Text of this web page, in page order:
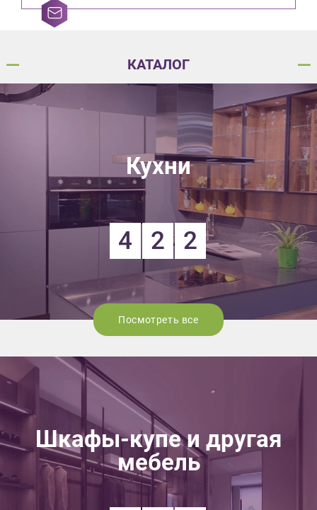
КАТАЛОГ
Кухни
4 2 2
Посмотреть все
Шкафы-купе и другая
мебель